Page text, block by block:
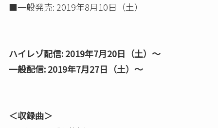
■一般発売: 2019年8月10日（土）
ハイレゾ配信: 2019年7月20日（土）～
一般配信: 2019年7月27日（土）～
＜収録曲＞